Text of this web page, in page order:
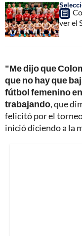
ver el
"Me dijo que
que no hay que
fútbol femenino
trabajando, que
felicitó por el
inició diciendo a la